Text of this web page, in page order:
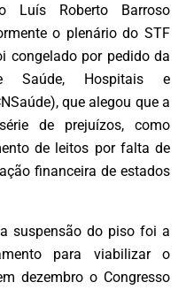
Luís Roberto Barroso
o plenário do STF
congelado por pedido da
Saúde, Hospitais e
que alegou que a
de prejuízos, como
de leitos por falta de
financeira de estados
suspensão do piso foi a
para viabilizar o
dezembro o Congresso